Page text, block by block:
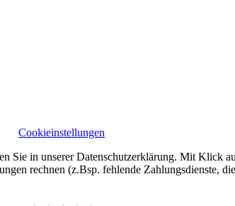
Cookieinstellungen
Sie in unserer Datenschutzerklärung. Mit Klick
rechnen (z.Bsp. fehlende Zahlungsdienste,